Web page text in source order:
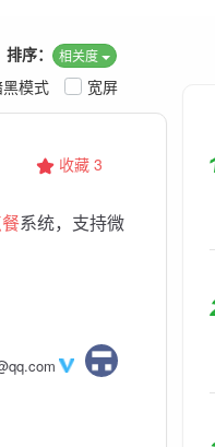
排序： 相关度
宽屏
黑模式
收藏 3
系统，支持微